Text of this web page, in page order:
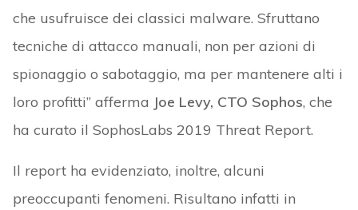
che usufruisce dei classici malware. Sfruttano
tecniche di attacco manuali, non per azioni di
spionaggio o sabotaggio, ma per mantenere alti i
loro profitti” afferma Joe Levy, CTO Sophos, che
ha curato il SophosLabs 2019 Threat Report.
Il report ha evidenziato, inoltre, alcuni
preoccupanti fenomeni. Risultano infatti in